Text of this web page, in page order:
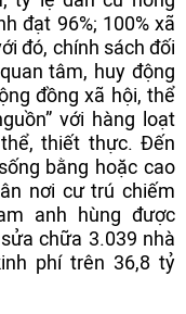
đạt 96%; 100% xã
đó, chính sách đối
tâm, huy động
đồng xã hội, thể
với hàng loạt
thiết thực. Đến
bằng hoặc cao
nơi cư trú chiếm
anh hùng được
chữa 3.039 nhà
phí trên 36,8 tỷ